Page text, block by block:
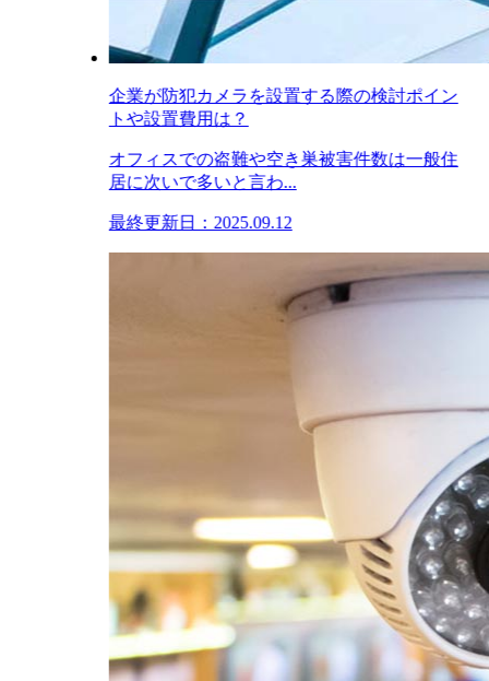
企業が防犯カメラを設置する際の検討ポイン
トや設置費用は？
オフィスでの盗難や空き巣被害件数は一般住
居に次いで多いと言わ...
最終更新日：2025.09.12